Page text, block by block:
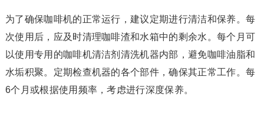
为了确保咖啡机的正常运行，建议定期进行清洁和保养。每
次使用后，应及时清理咖啡渣和水箱中的剩余水。每个月可
以使用专用的咖啡机清洁剂清洗机器内部，避免咖啡油脂和
水垢积聚。定期检查机器的各个部件，确保其正常工作。每
6个月或根据使用频率，考虑进行深度保养。